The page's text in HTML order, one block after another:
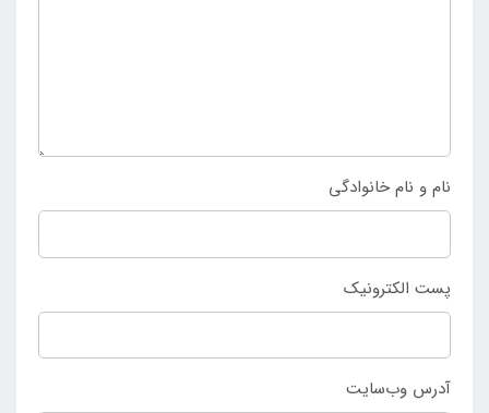
نام و نام خانوادگی
پست الکترونیک
آدرس وب‌سایت